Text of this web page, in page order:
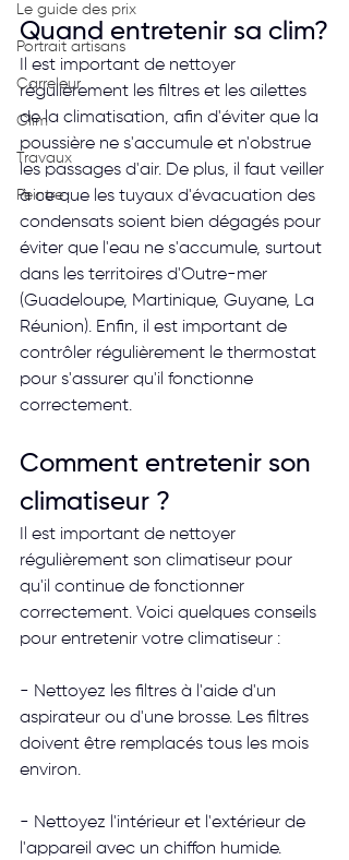
Le guide des prix
Portrait artisans
Carreleur
Clim
Travaux
Peintre
Quand entretenir sa clim?
Il est important de nettoyer
régulièrement les filtres et les ailettes
de la climatisation, afin d'éviter que la
poussière ne s'accumule et n'obstrue
les passages d'air. De plus, il faut veiller
à ce que les tuyaux d'évacuation des
condensats soient bien dégagés pour
éviter que l'eau ne s'accumule, surtout
dans les territoires d'Outre-mer
(Guadeloupe, Martinique, Guyane, La
Réunion). Enfin, il est important de
contrôler régulièrement le thermostat
pour s'assurer qu'il fonctionne
correctement.
Comment entretenir son
climatiseur ?
Il est important de nettoyer
régulièrement son climatiseur pour
qu'il continue de fonctionner
correctement. Voici quelques conseils
pour entretenir votre climatiseur :
- Nettoyez les filtres à l'aide d'un
aspirateur ou d'une brosse. Les filtres
doivent être remplacés tous les mois
environ.
- Nettoyez l'intérieur et l'extérieur de
l'appareil avec un chiffon humide.